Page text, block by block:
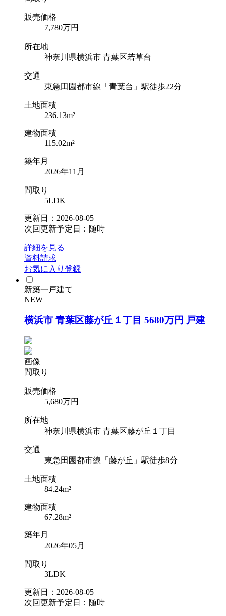
販売価格
7,780万円
所在地
神奈川県横浜市 青葉区若草台
交通
東急田園都市線「青葉台」駅徒歩22分
土地面積
236.13m²
建物面積
115.02m²
築年月
2026年11月
間取り
5LDK
更新日：2026-08-05
次回更新予定日：随時
詳細を見る
資料請求
お気に入り登録
新築一戸建て
NEW
横浜市 青葉区藤が丘１丁目 5680万円 戸建
画像
間取り
販売価格
5,680万円
所在地
神奈川県横浜市 青葉区藤が丘１丁目
交通
東急田園都市線「藤が丘」駅徒歩8分
土地面積
84.24m²
建物面積
67.28m²
築年月
2026年05月
間取り
3LDK
更新日：2026-08-05
次回更新予定日：随時